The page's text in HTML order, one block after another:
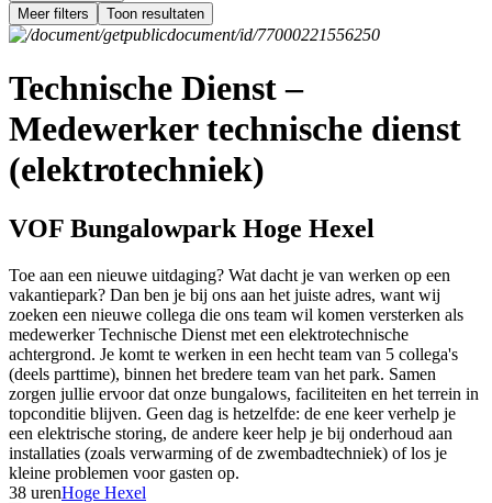
Meer filters
Toon resultaten
Technische Dienst –
Medewerker technische dienst
(elektrotechniek)
VOF Bungalowpark Hoge Hexel
Toe aan een nieuwe uitdaging? Wat dacht je van werken op een
vakantiepark? Dan ben je bij ons aan het juiste adres, want wij
zoeken een nieuwe collega die ons team wil komen versterken als
medewerker Technische Dienst met een elektrotechnische
achtergrond. Je komt te werken in een hecht team van 5 collega's
(deels parttime), binnen het bredere team van het park. Samen
zorgen jullie ervoor dat onze bungalows, faciliteiten en het terrein in
topconditie blijven. Geen dag is hetzelfde: de ene keer verhelp je
een elektrische storing, de andere keer help je bij onderhoud aan
installaties (zoals verwarming of de zwembadtechniek) of los je
kleine problemen voor gasten op.
38 urenHoge Hexel